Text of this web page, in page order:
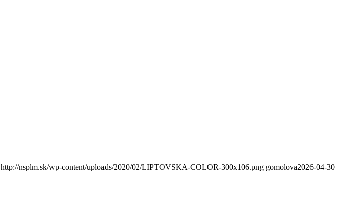
http://nsplm.sk/wp-content/uploads/2020/02/LIPTOVSKA-COLOR-300x106.png gomolova2026-04-30